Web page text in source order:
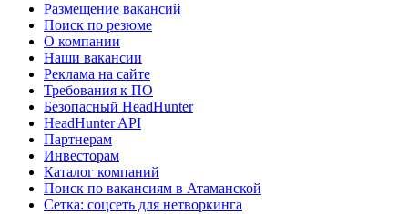
Размещение вакансий
Поиск по резюме
О компании
Наши вакансии
Реклама на сайте
Требования к ПО
Безопасный HeadHunter
HeadHunter API
Партнерам
Инвесторам
Каталог компаний
Поиск по вакансиям в Атаманской
Сетка: соцсеть для нетворкинга